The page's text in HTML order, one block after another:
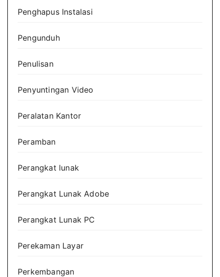
Penghapus Instalasi
Pengunduh
Penulisan
Penyuntingan Video
Peralatan Kantor
Peramban
Perangkat lunak
Perangkat Lunak Adobe
Perangkat Lunak PC
Perekaman Layar
Perkembangan